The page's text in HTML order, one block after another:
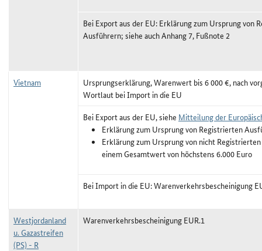
Bei Export aus der EU: Erklärung zum Ursprung von
Ausführern; siehe auch Anhang 7, Fußnote 2
Vietnam
Ursprungserklärung, Warenwert bis 6 000 €, nach
Wortlaut bei Import in die EU
Bei Export aus der EU, siehe Mitteilung der
Erklärung zum Ursprung von Registrierten
Erklärung zum Ursprung von nicht
einem Gesamtwert von höchstens 6.000 Euro
Bei Import in die EU: Warenverkehrsbescheinigung
Westjordanland
u. Gazastreifen
(PS) - R
Warenverkehrsbescheinigung EUR.1